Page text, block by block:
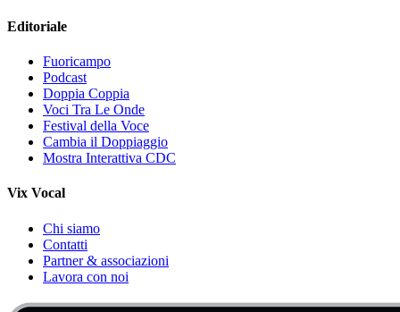
Editoriale
Fuoricampo
Podcast
Doppia Coppia
Voci Tra Le Onde
Festival della Voce
Cambia il Doppiaggio
Mostra Interattiva CDC
Vix Vocal
Chi siamo
Contatti
Partner & associazioni
Lavora con noi